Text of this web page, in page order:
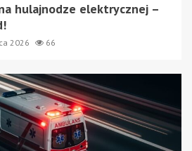
hulajnodze elektrycznej –
2026 66